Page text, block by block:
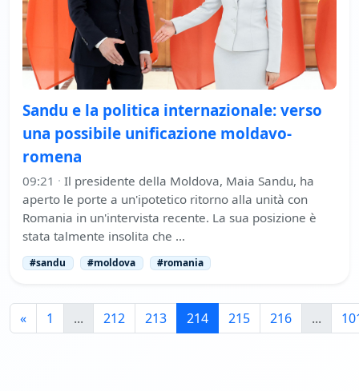
Sandu e la politica internazionale: verso
una possibile unificazione moldavo-
romena
09:21 · Il presidente della Moldova, Maia Sandu, ha
aperto le porte a un'ipotetico ritorno alla unità con
Romania in un'intervista recente. La sua posizione è
stata talmente insolita che …
#sandu #moldova #romania
« 1 ... 212 213 214 215 216 ...